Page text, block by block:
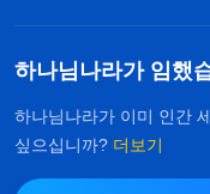
하나님나라가 임했
하나님나라가 이미 인간
싶으십니까? 더보기